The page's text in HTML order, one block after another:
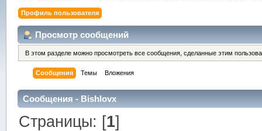
Профиль пользователя
Просмотр сообщений
В этом разделе можно просмотреть все сообщения, сделанные этим
Сообщения Темы Вложения
Сообщения - Bishlovx
Страницы: [1]